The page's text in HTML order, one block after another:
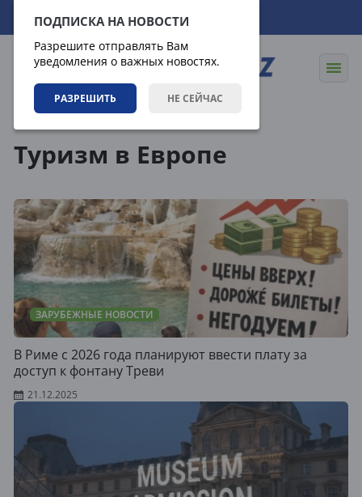
ПОДПИСКА НА НОВОСТИ
Разрешите отправлять Вам
уведомления о важных новостях.
РАЗРЕШИТЬ НЕ СЕЙЧАС
09.08.2026 11:20:59
Туризм в Европе
ЗАРУБЕЖНЫЕ НОВОСТИ
В Риме с 2026 года планируют ввести плату за
доступ к фонтану Треви
21.12.2025